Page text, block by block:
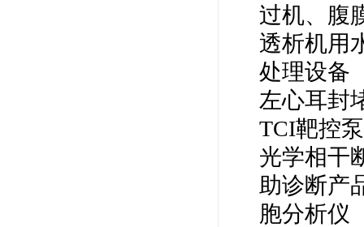
过机、腹
透析机用
处理设备
左心耳封
TCI靶控
光学相干
助诊断产
胞分析仪